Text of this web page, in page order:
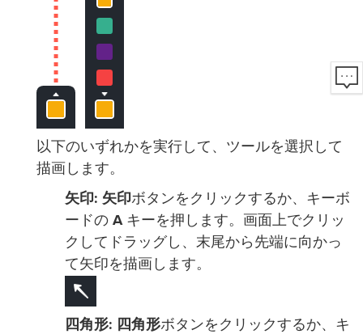
以下のいずれかを実行して、ツールを選択して
描画します。
矢印: 矢印ボタンをクリックするか、キーボ
ードの Aキーを押します。画面上でクリッ
クしてドラッグし、末尾から先端に向かっ
て矢印を描画します。
四角形: 四角形ボタンをクリックするか、キ